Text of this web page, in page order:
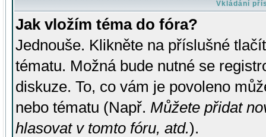
Vkládání
Jak vložím téma do fóra?
Jednouše. Klikněte na příslušné
tématu. Možná bude nutné se
diskuze. To, co vám je povoleno
nebo tématu (Např. Můžete přidat
hlasovat v tomto fóru, atd.).